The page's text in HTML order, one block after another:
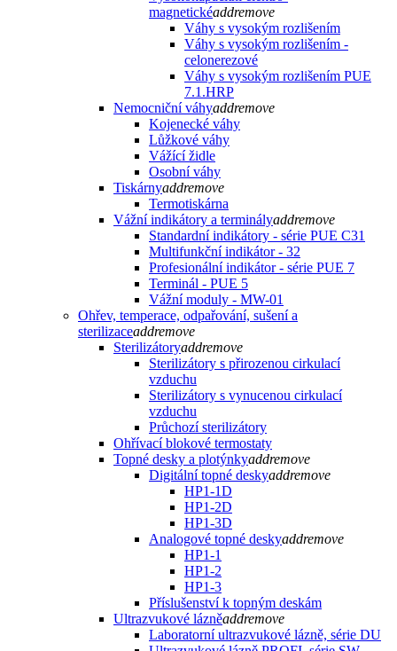
magnetickéaddremove
Váhy s vysokým rozlišením
Váhy s vysokým rozlišením -
celonerezové
Váhy s vysokým rozlišením PUE
7.1.HRP
Nemocniční váhyaddremove
Kojenecké váhy
Lůžkové váhy
Vážící židle
Osobní váhy
Tiskárnyaddremove
Termotiskárna
Vážní indikátory a terminályaddremove
Standardní indikátory - série PUE C31
Multifunkční indikátor - 32
Profesionální indikátor - série PUE 7
Terminál - PUE 5
Vážní moduly - MW-01
Ohřev, temperace, odpařování, sušení a
sterilizaceaddremove
Sterilizátoryaddremove
Sterilizátory s přirozenou cirkulací
vzduchu
Sterilizátory s vynucenou cirkulací
vzduchu
Průchozí sterilizátory
Ohřívací blokové termostaty
Topné desky a plotýnkyaddremove
Digitální topné deskyaddremove
HP1-1D
HP1-2D
HP1-3D
Analogové topné deskyaddremove
HP1-1
HP1-2
HP1-3
Příslušenství k topným deskám
Ultrazvukové lázněaddremove
Laboratorní ultrazvukové lázně, série DU